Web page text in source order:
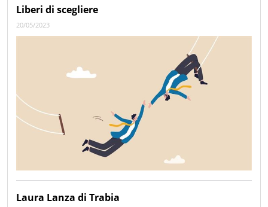
Liberi di scegliere
20/05/2023
Laura Lanza di Trabia